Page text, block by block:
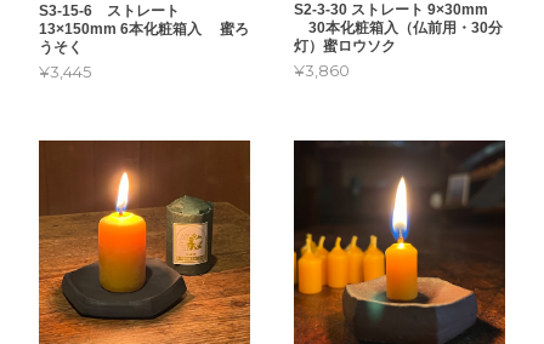
S3-15-6 ストレート
13×150mm 6本化粧箱入 蜜ろ
うそく
¥3,445
S2-3-30 ストレート 9×30mm
30本化粧箱入（仏前用・30分
灯）蜜ロウソク
¥3,860